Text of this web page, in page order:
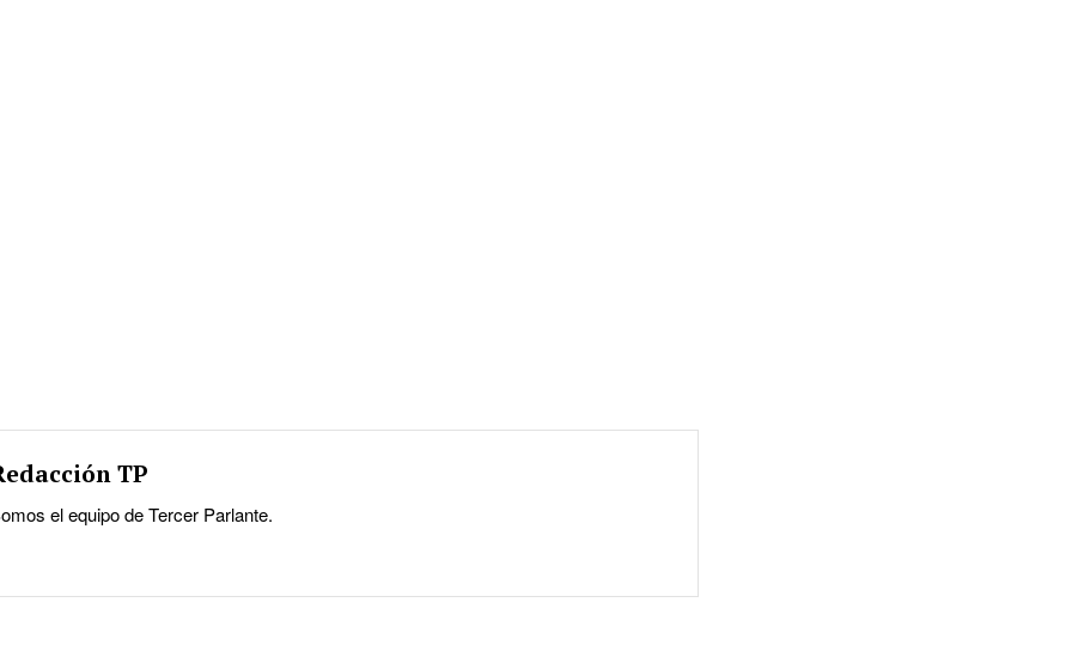
TP
el equipo de Tercer Parlante.